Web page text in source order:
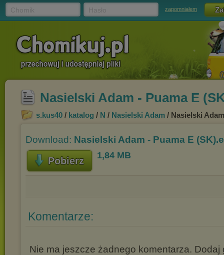
zapomniałem
Nasielski Adam - Puama E
s.kus40 / katalog / N / Nasielski Adam / Nasielski
Download: Nasielski Adam - Puama E
Pobierz 1,84 MB
Komentarze:
Nie ma jeszcze żadnego komentarza. Dodaj